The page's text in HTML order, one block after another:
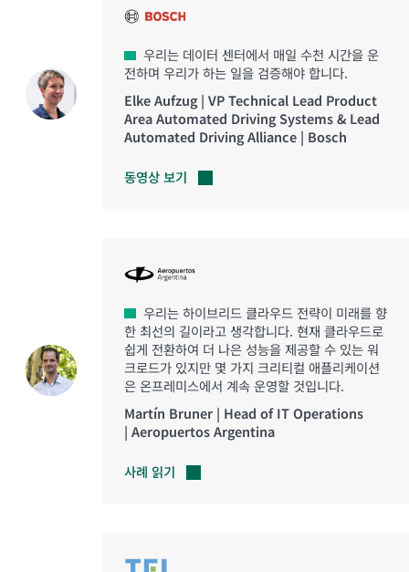
우리는 데이터 센터에서 매일 수천 시간을 운
전하며 우리가 하는 일을 검증해야 합니다.
Elke Aufzug | VP Technical Lead Product
Area Automated Driving Systems & Lead
Automated Driving Alliance | Bosch
동영상보기
우리는 하이브리드 클라우드 전략이 미래를 향
한 최선의 길이라고 생각합니다. 현재 클라우드로
쉽게 전환하여 더 나은 성능을 제공할 수 있는 워
크로드가 있지만 몇 가지 크리티컬 애플리케이션
은 온프레미스에서 계속 운영할 것입니다.
Martín Bruner | Head of IT Operations
| Aeropuertos Argentina
사례 읽기